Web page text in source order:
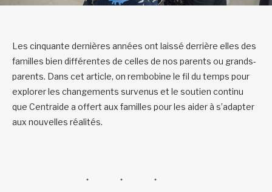
Les cinquante dernières années ont laissé derrière elles des
familles bien différentes de celles de nos parents ou grands-
parents. Dans cet article, on rembobine le fil du temps pour
explorer les changements survenus et le soutien continu
que Centraide a offert aux familles pour les aider à s’adapter
aux nouvelles réalités.